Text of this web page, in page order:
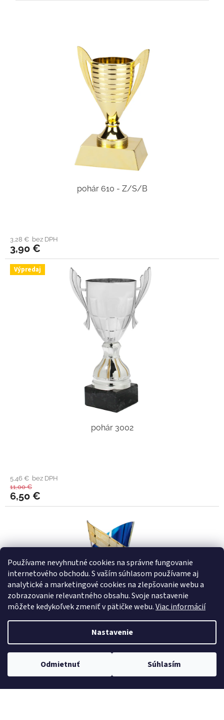
Používame nevyhnutné cookies na správne fungovanie
internetového obchodu. S vaším súhlasom používame aj
analytické a marketingové cookies na zlepšovanie webu a
zobrazovanie relevantného obsahu. Svoje nastavenie
môžete kedykoľvek zmeniť v pätičke webu.Viac informácií
Nastavenie
Odmietnuť Súhlasím
pohár 610 - Z/S/B
3,28 € bez DPH
3,90 €
Výpredaj
pohár 3002
5,46 € bez DPH
11,00 €
6,50 €
pohár 061